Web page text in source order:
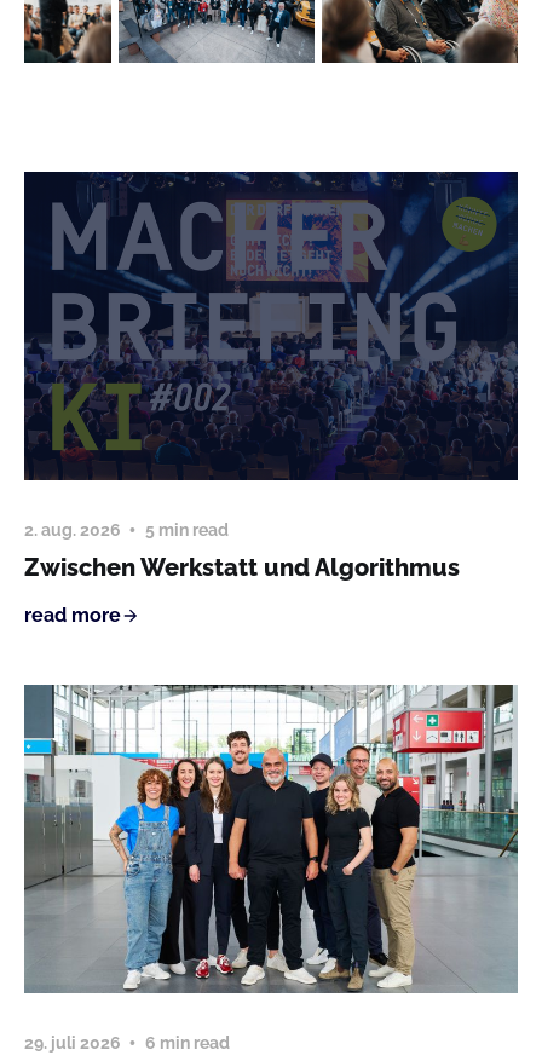
2. aug. 2026 5 min read
Zwischen Werkstatt und Algorithmus
read more
29. juli 2026 6 min read